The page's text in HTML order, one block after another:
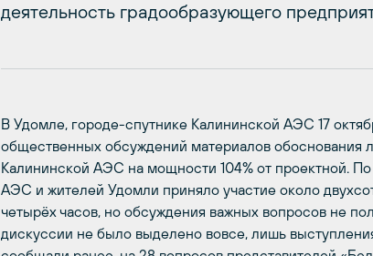
деятельность градообразующего
В Удомле, городе-спутнике Калининской АЭС 17
общественных обсуждений материалов обоснования
Калининской АЭС на мощности 104% от проектной.
АЭС и жителей Удомли приняло участие около
четырёх часов, но обсуждения важных вопросов не
дискуссии не было выделено вовсе, лишь